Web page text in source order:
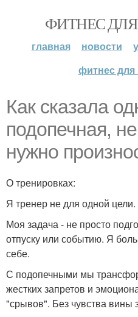
ФИТНЕС
главная новости
фитнес для
Как сказала
подопечная,
нужно
О тренировках:
Я тренер не для одной
Моя задача - не просто
отпуску или событию. Я
себе.
С подопечными мы
жестких запретов и
"срывов". Без чувства вины